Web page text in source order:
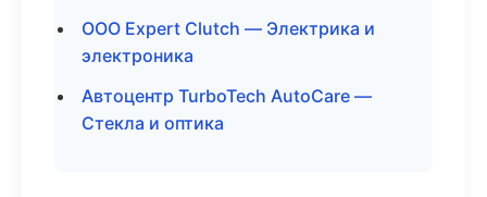
ООО Expert Clutch — Электрика и
электроника
Автоцентр TurboTech AutoCare —
Стекла и оптика